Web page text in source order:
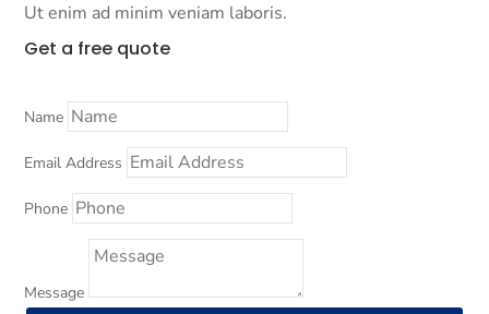
Ut enim ad minim veniam laboris.
Get a free quote
Name
Email Address
Phone
Message